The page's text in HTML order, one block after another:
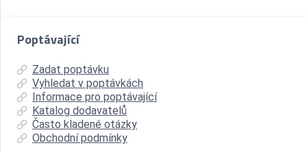
Poptávající
Zadat poptávku
Vyhledat v poptávkách
Informace pro poptávající
Katalog dodavatelů
Často kladené otázky
Obchodní podmínky